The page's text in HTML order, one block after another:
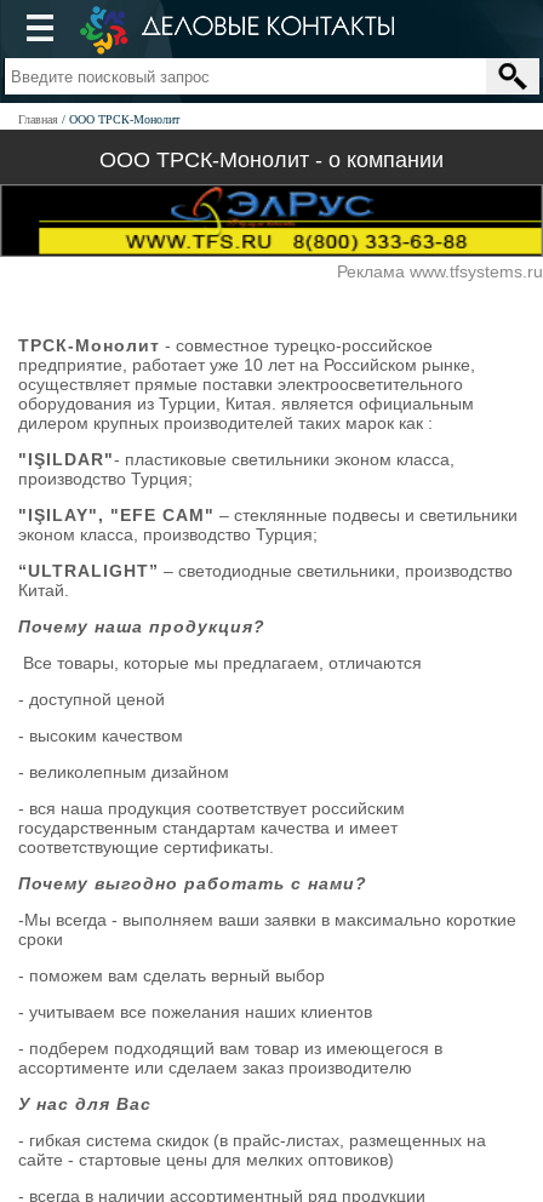
Главная ООО ТРСК-Монолит
ООО ТРСК-Монолит - о компании
Реклама www.tfsystems.ru
ТРСК-Монолит - совместное турецко-российское
предприятие, работает уже 10 лет на Российском рынке,
осуществляет прямые поставки электроосветительного
оборудования из Турции, Китая. является официальным
дилером крупных производителей таких марок как :
"IŞILDAR"- пластиковые светильники эконом класса,
производство Турция;
"IŞILAY", "EFE CAM" – стеклянные подвесы и светильники
эконом класса, производство Турция;
“ULTRALIGHT” – светодиодные светильники, производство
Китай.
Почему наша продукция?
Все товары, которые мы предлагаем, отличаются
- доступной ценой
- высоким качеством
- великолепным дизайном
- вся наша продукция соответствует российским
государственным стандартам качества и имеет
соответствующие сертификаты.
Почему выгодно работать с нами?
-Мы всегда - выполняем ваши заявки в максимально короткие
сроки
- поможем вам сделать верный выбор
- учитываем все пожелания наших клиентов
- подберем подходящий вам товар из имеющегося в
ассортименте или сделаем заказ производителю
У нас для Вас
- гибкая система скидок (в прайс-листах, размещенных на
сайте - стартовые цены для мелких оптовиков)
- всегда в наличии ассортиментный ряд продукции